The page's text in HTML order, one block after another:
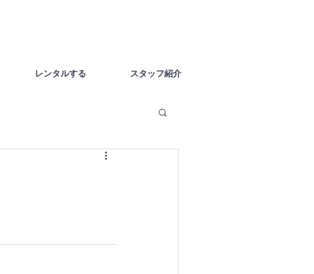
レンタルする スタッフ紹介